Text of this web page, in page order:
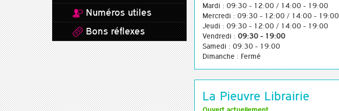
Numéros utiles
Bons réflexes
Mardi : 09:30 - 12:00 / 14:00 - 19:00
Mercredi : 09:30 - 12:00 / 14:00 - 19:00
Jeudi : 09:30 - 12:00 / 14:00 - 19:00
Vendredi : 09:30 - 19:00
Samedi : 09:30 - 19:00
Dimanche : Fermé
La Pieuvre Librairie